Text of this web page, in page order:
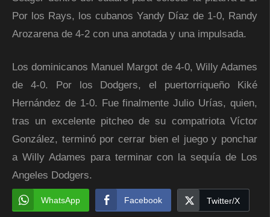
Por los Rays, los cubanos Yandy Díaz de 1-0, Randy
Arozarena de 4-2 con una anotada y una impulsada.
Los dominicanos Manuel Margot de 4-0, Willy Adames
de 4-0. Por los Dodgers, el puertorriqueño Kiké
Hernández de 1-0. Fue finalmente Julio Urías, quien,
tras un excelente pitcheo de su compatriota Víctor
González, terminó por cerrar bien el juego y ponchar
a Willy Adames para terminar con la sequía de Los
Angeles Dodgers.
WhatsApp Facebook Twitter/X